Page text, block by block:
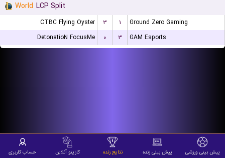
World LCP Split
CTBC Flying Oyster ۳ ۱
Ground Zero Gaming
DetonatioN FocusMe
۰ ۳ GAM Esports
پیش بینی ورزشی پیش بینی زنده نتایج زنده کازینو آنلاین حساب کاربری